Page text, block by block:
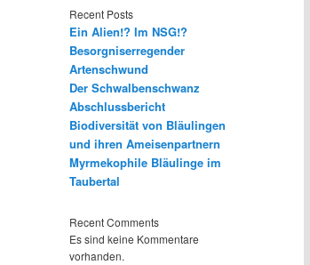
Recent Posts
Ein Alien!? Im NSG!?
Besorgniserregender
Artenschwund
Der Schwalbenschwanz
Abschlussbericht
Biodiversität von Bläulingen
und ihren Ameisenpartnern
Myrmekophile Bläulinge im
Taubertal
Recent Comments
Es sind keine Kommentare
vorhanden.